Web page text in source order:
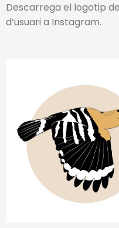
Descarrega el logotip
d’usuari a Instagram.